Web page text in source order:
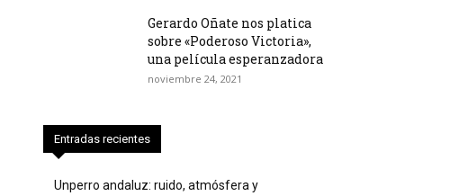
Gerardo Oñate nos platica
sobre «Poderoso Victoria»,
una película esperanzadora
noviembre 24, 2021
Entradas recientes
Unperro andaluz: ruido, atmósfera y